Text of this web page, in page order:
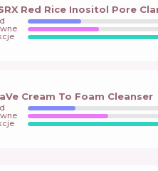
Red Rice Inositol Pore
Cream To Foam Cleanser